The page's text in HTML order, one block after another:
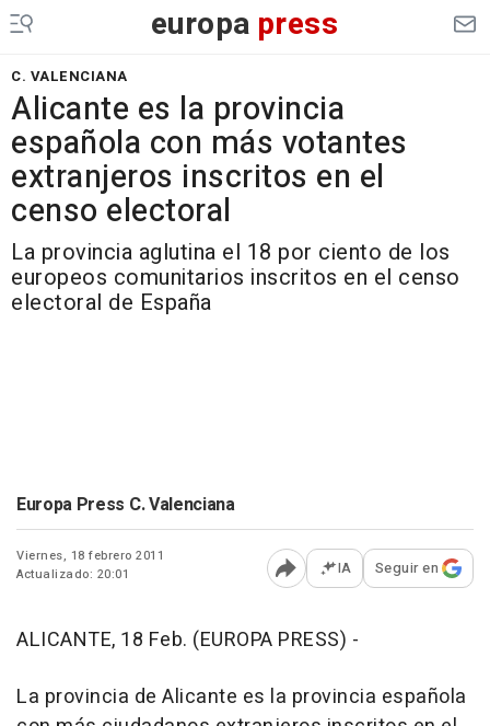
europa press
C. VALENCIANA
Alicante es la provincia
española con más votantes
extranjeros inscritos en el
censo electoral
La provincia aglutina el 18 por ciento de los
europeos comunitarios inscritos en el censo
electoral de España
Europa Press C. Valenciana
Viernes, 18 febrero 2011
Actualizado: 20:01
Abrir opciones para
IA Seguir en
ALICANTE, 18 Feb. (EUROPA PRESS) -
La provincia de Alicante es la provincia española